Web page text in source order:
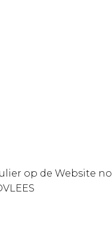
op de Website